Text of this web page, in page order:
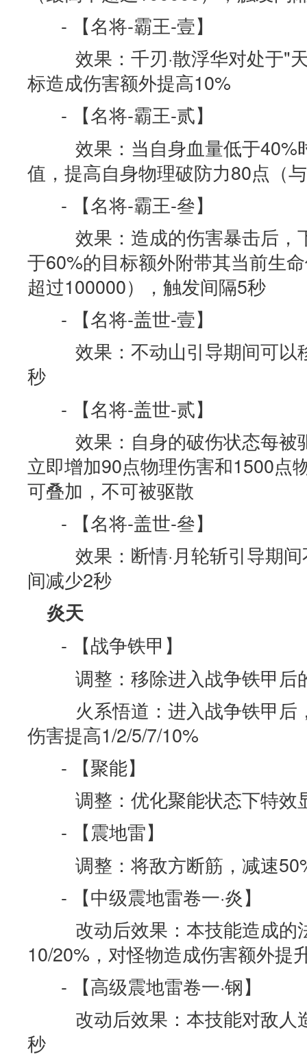
- 【名将-霸王-壹】
效果：千刃·散浮华对处于"
标造成伤害额外提高10%
- 【名将-霸王-贰】
效果：当自身血量低于40%
值，提高自身物理破防力80点（
- 【名将-霸王-叄】
效果：造成的伤害暴击后，
于60%的目标额外附带其当前生
超过100000），触发间隔5秒
- 【名将-盖世-壹】
效果：不动山引导期间可以
秒
- 【名将-盖世-贰】
效果：自身的破伤状态每被
立即增加90点物理伤害和1500点
可叠加，不可被驱散
- 【名将-盖世-叄】
效果：断情·月轮斩引导期
间减少2秒
炎天
- 【战争铁甲】
调整：移除进入战争铁甲后
火系悟道：进入战争铁甲后
伤害提高1/2/5/7/10%
- 【聚能】
调整：优化聚能状态下特效
- 【震地雷】
调整：将敌方断筋，减速
- 【中级震地雷卷一·炎】
改动后效果：本技能造成的
10/20%，对怪物造成伤害额外提
- 【高级震地雷卷一·钢】
改动后效果：本技能对敌人
秒